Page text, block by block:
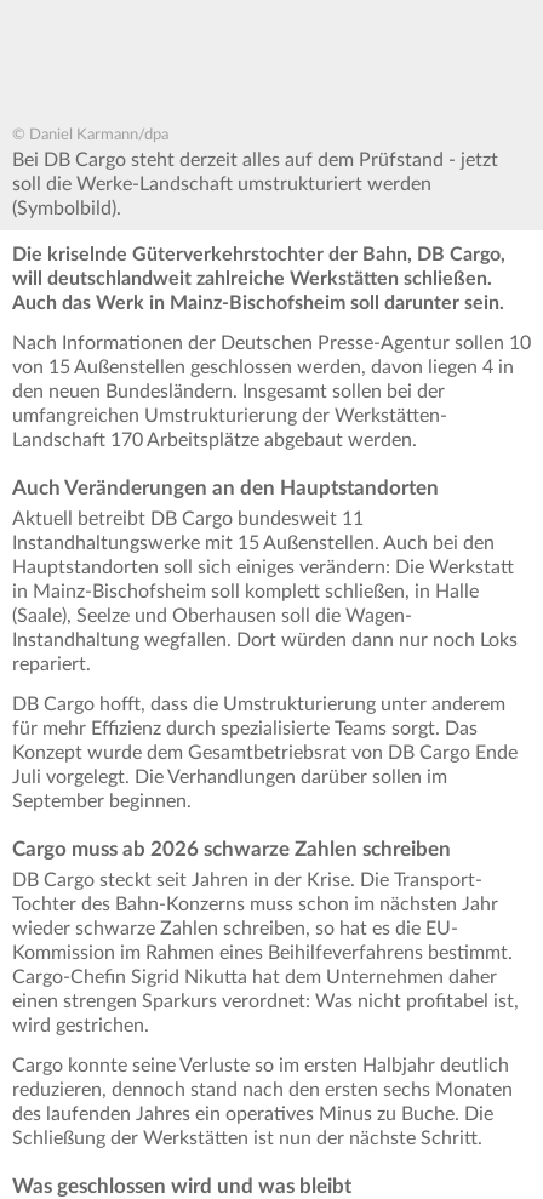
© Daniel Karmann/dpa
Bei DB Cargo steht derzeit alles auf dem Prüfstand - jetzt
soll die Werke-Landschaft umstrukturiert werden
(Symbolbild).
Die kriselnde Güterverkehrstochter der Bahn, DB Cargo,
will deutschlandweit zahlreiche Werkstätten schließen.
Auch das Werk in Mainz-Bischofsheim soll darunter sein.
Nach Informationen der Deutschen Presse-Agentur sollen 10
von 15 Außenstellen geschlossen werden, davon liegen 4 in
den neuen Bundesländern. Insgesamt sollen bei der
umfangreichen Umstrukturierung der Werkstätten-
Landschaft 170 Arbeitsplätze abgebaut werden.
Auch Veränderungen an den Hauptstandorten
Aktuell betreibt DB Cargo bundesweit 11
Instandhaltungswerke mit 15 Außenstellen. Auch bei den
Hauptstandorten soll sich einiges verändern: Die Werkstatt
in Mainz-Bischofsheim soll komplett schließen, in Halle
(Saale), Seelze und Oberhausen soll die Wagen-
Instandhaltung wegfallen. Dort würden dann nur noch Loks
repariert.
DB Cargo hofft, dass die Umstrukturierung unter anderem
für mehr Effizienz durch spezialisierte Teams sorgt. Das
Konzept wurde dem Gesamtbetriebsrat von DB Cargo Ende
Juli vorgelegt. Die Verhandlungen darüber sollen im
September beginnen.
Cargo muss ab 2026 schwarze Zahlen schreiben
DB Cargo steckt seit Jahren in der Krise. Die Transport-
Tochter des Bahn-Konzerns muss schon im nächsten Jahr
wieder schwarze Zahlen schreiben, so hat es die EU-
Kommission im Rahmen eines Beihilfeverfahrens bestimmt.
Cargo-Chefin Sigrid Nikutta hat dem Unternehmen daher
einen strengen Sparkurs verordnet: Was nicht profitabel ist,
wird gestrichen.
Cargo konnte seine Verluste so im ersten Halbjahr deutlich
reduzieren, dennoch stand nach den ersten sechs Monaten
des laufenden Jahres ein operatives Minus zu Buche. Die
Schließung der Werkstätten ist nun der nächste Schritt.
Was geschlossen wird und was bleibt